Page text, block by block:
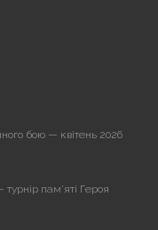
бою — квітень 2026
пам’яті Героя